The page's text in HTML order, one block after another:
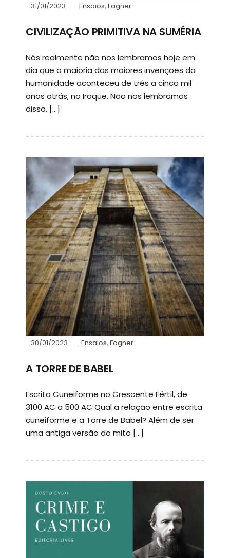
31/01/2023 Ensaios, Fagner
CIVILIZAÇÃO PRIMITIVA NA SUMÉRIA
Nós realmente não nos lembramos hoje em
dia que a maioria das maiores invenções da
humanidade aconteceu de três a cinco mil
anos atrás, no Iraque. Não nos lembramos
disso, […]
30/01/2023 Ensaios, Fagner
A TORRE DE BABEL
Escrita Cuneiforme no Crescente Fértil, de
3100 AC a 500 AC Qual a relação entre escrita
cuneiforme e a Torre de Babel? Além de ser
uma antiga versão do mito […]